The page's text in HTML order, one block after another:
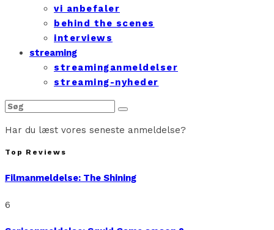
vi anbefaler
behind the scenes
interviews
streaming
streaminganmeldelser
streaming-nyheder
Har du læst vores seneste anmeldelse?
Top Reviews
Filmanmeldelse: The Shining
6